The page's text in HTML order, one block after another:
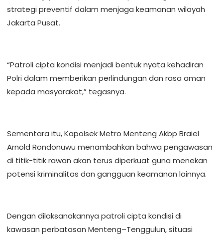
strategi preventif dalam menjaga keamanan wilayah
Jakarta Pusat.
“Patroli cipta kondisi menjadi bentuk nyata kehadiran
Polri dalam memberikan perlindungan dan rasa aman
kepada masyarakat,” tegasnya.
Sementara itu, Kapolsek Metro Menteng Akbp Braiel
Arnold Rondonuwu menambahkan bahwa pengawasan
di titik-titik rawan akan terus diperkuat guna menekan
potensi kriminalitas dan gangguan keamanan lainnya.
Dengan dilaksanakannya patroli cipta kondisi di
kawasan perbatasan Menteng–Tenggulun, situasi